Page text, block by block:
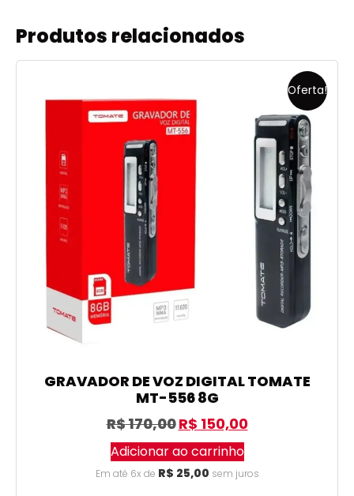
Produtos relacionados
Oferta!
GRAVADOR DE VOZ DIGITAL TOMATE
MT-556 8G
R$170,00R$ 150,00
Adicionar ao carrinho
Em até 6x de R$ 25,00 sem juros